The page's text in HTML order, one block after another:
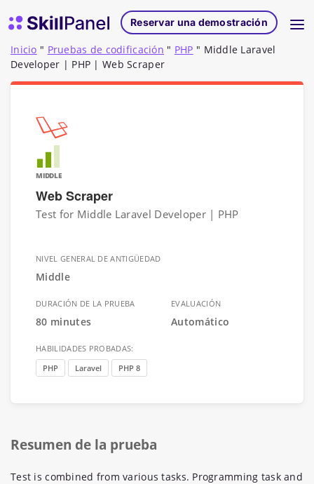
Página de inicio de SkillPanelReservar una demostración
Inicio " Pruebas de codificación " PHP " Middle Laravel
Developer | PHP | Web Scraper
MIDDLE
Web Scraper
Test for Middle Laravel Developer | PHP
NIVEL GENERAL DE ANTIGÜEDAD
Middle
DURACIÓN DE LA PRUEBA
80 minutes
EVALUACIÓN
Automático
HABILIDADES PROBADAS:
PHP
Laravel PHP 8
Resumen de la prueba
Test is combined from various tasks. Programming task and